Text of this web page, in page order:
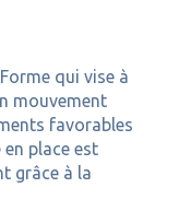
qui vise à
mouvement
favorables
en place est
grâce à la